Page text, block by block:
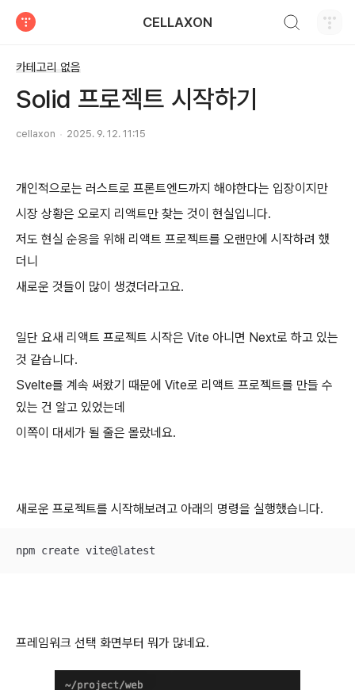
CELLAXON
카테고리 없음
Solid 프로젝트 시작하기
cellaxon 2025. 9. 12. 11:15
개인적으로는 러스트로 프론트엔드까지 해야한다는 입장이지만
시장 상황은 오로지 리액트만 찾는 것이 현실입니다.
저도 현실 순응을 위해 리액트 프로젝트를 오랜만에 시작하려 했
더니
새로운 것들이 많이 생겼더라고요.
일단 요새 리액트 프로젝트 시작은 Vite 아니면 Next로 하고 있는
것 같습니다.
Svelte를 계속 써왔기 때문에 Vite로 리액트 프로젝트를 만들 수
있는 건 알고 있었는데
이쪽이 대세가 될 줄은 몰랐네요.
새로운 프로젝트를 시작해보려고 아래의 명령을 실행했습니다.
npm create vite@latest
프레임워크 선택 화면부터 뭐가 많네요.